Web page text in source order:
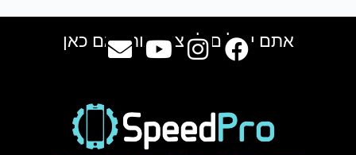
אתם יכולים למצוא אותנו גם כאן